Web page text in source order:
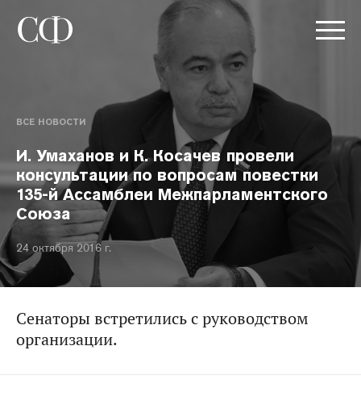
ВСЕ НОВОСТИ
И. Умаханов и К. Косачев провели
консультации по вопросам повестки
135-й Ассамблеи Межпарламентского
Союза
24 октября 2016 г.
Сенаторы встретились с руководством
организации.